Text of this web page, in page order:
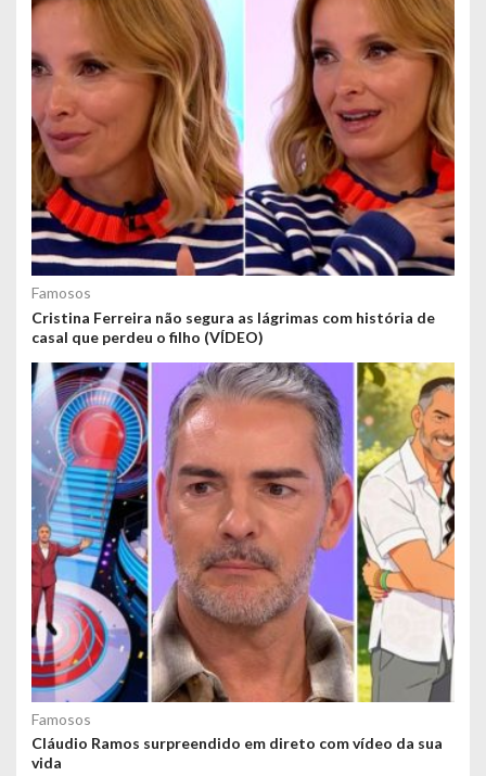
Famosos
Cristina Ferreira não segura as lágrimas com história de
casal que perdeu o filho (VÍDEO)
Famosos
Cláudio Ramos surpreendido em direto com vídeo da sua
vida